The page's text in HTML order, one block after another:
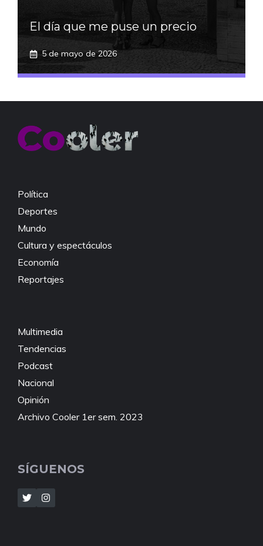
El día que me puse un precio
5 de mayo de 2026
Política
Deportes
Mundo
Cultura y espectáculos
Economía
Reportajes
Multimedia
Tendencias
Podcast
Nacional
Opinión
Archivo Cooler 1er sem. 2023
SÍGUENOS